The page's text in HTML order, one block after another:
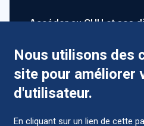
Accéder au CHU et ses
Comment préparer mon
Nous utilisons des
site pour améliorer
d'utilisateur.
En cliquant sur un lien de cette